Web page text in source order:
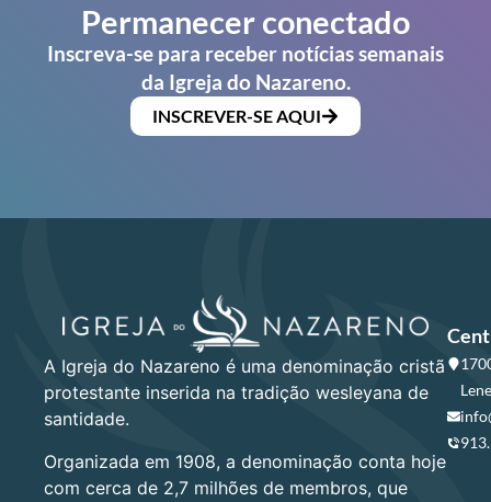
Permanecer conectado
Inscreva-se para receber notícias semanais
da Igreja do Nazareno.
INSCREVER-SE AQUI
A Igreja do Nazareno é uma denominação cristã
protestante inserida na tradição wesleyana de
santidade.
Organizada em 1908, a denominação conta hoje
com cerca de 2,7 milhões de membros, que